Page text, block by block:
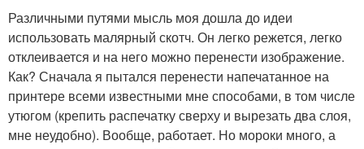
Различными путями мысль моя дошла до идеи
использовать малярный скотч. Он легко режется, легко
отклеивается и на него можно перенести изображение.
Как? Сначала я пытался перенести напечатанное на
принтере всеми известными мне способами, в том числе
утюгом (крепить распечатку сверху и вырезать два слоя,
мне неудобно). Вообще, работает. Но мороки много, а